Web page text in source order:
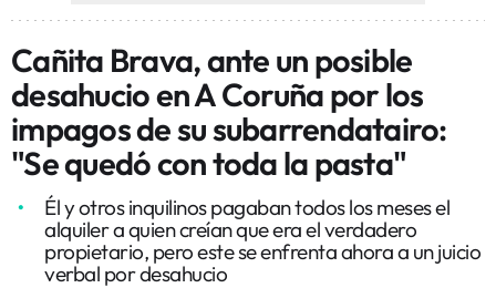
Cañita Brava, ante un posible
desahucio en A Coruña por los
impagos de su subarrendatairo:
"Se quedó con toda la pasta"
Él y otros inquilinos pagaban todos los meses el
alquiler a quien creían que era el verdadero
propietario, pero este se enfrenta ahora a un juicio
verbal por desahucio